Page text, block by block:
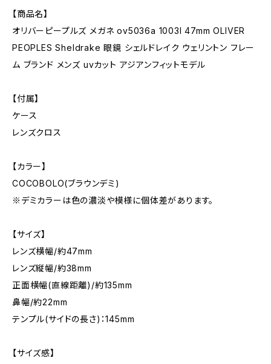
【商品名】
オリバーピープルズ メガネ ov5036a 1003l 47mm OLIVER
PEOPLES Sheldrake 眼鏡 シェルドレイク ウェリントン フレー
ム ブランド メンズ uvカット アジアンフィットモデル
【付属】
ケース
レンズクロス
【カラー】
COCOBOLO(ブラウンデミ)
※デミカラーは色の濃淡や模様に個体差があります。
【サイズ】
レンズ横幅/約47mm
レンズ縦幅/約38mm
正面横幅(直線距離)/約135mm
鼻幅/約22mm
テンプル(サイドの長さ)：145mm
【サイズ感】